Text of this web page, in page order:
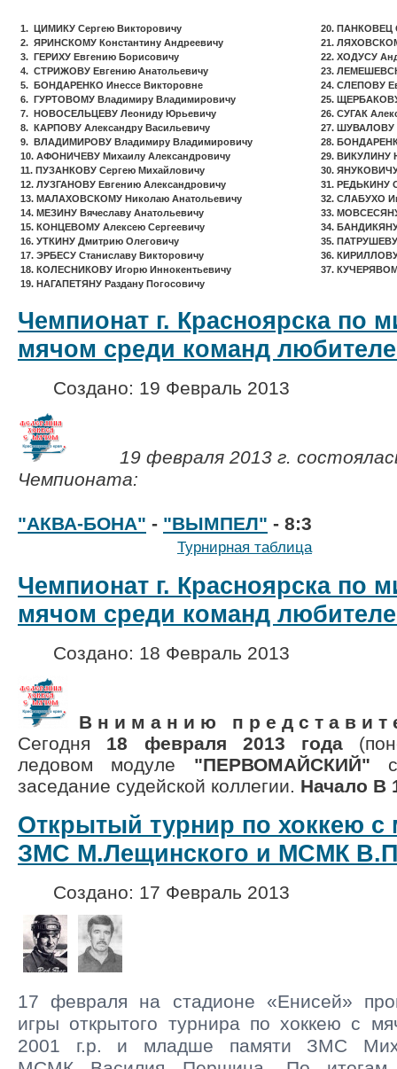
1. ЦИМИКУ Сергею Викторовичу
20.
2. ЯРИНСКОМУ Константину Андреевичу
21.
3. ГЕРИХУ Евгению Борисовичу
22. ХОДУСУ
4. СТРИЖОВУ Евгению Анатольевичу
23.
5. БОНДАРЕНКО Инессе Викторовне
24. СЛЕПОВУ
6. ГУРТОВОМУ Владимиру Владимировичу
25.
7. НОВОСЕЛЬЦЕВУ Леониду Юрьевичу
26. СУГАК
8. КАРПОВУ Александру Васильевичу
27. ШУВАЛОВУ
9. ВЛАДИМИРОВУ Владимиру Владимировичу
28.
10. АФОНИЧЕВУ Михаилу Александровичу
29. ВИКУЛИНУ
11. ПУЗАНКОВУ Сергею Михайловичу
30.
12. ЛУЗГАНОВУ Евгению Александровичу
31. РЕДЬКИНУ
13. МАЛАХОВСКОМУ Николаю Анатольевичу
32. СЛАБУХО
14. МЕЗИНУ Вячеславу Анатольевичу
33.
15. КОНЦЕВОМУ Алексею Сергеевичу
34.
16. УТКИНУ Дмитрию Олеговичу
35.
17. ЭРБЕСУ Станиславу Викторовичу
36.
18. КОЛЕСНИКОВУ Игорю Иннокентьевичу
37.
19. НАГАПЕТЯНУ Раздану Погосовичу
Чемпионат г. Красноярска по
мячом среди команд
Создано: 19 Февраль 2013
19 февраля 2013 г.
Чемпионата:
"АКВА-БОНА" - "ВЫМПЕЛ" - 8:3
Турнирная таблица
Чемпионат г. Красноярска по
мячом среди команд
Создано: 18 Февраль 2013
В н и м а н и ю п р е д с т а в и
Сегодня 18 февраля 2013 года
ледовом модуле "ПЕРВОМАЙСКИЙ"
заседание судейской коллегии. Начало В
Открытый турнир по хоккею с
ЗМС М.Лещинского и МСМК
Создано: 17 Февраль 2013
17 февраля на стадионе «Енисей»
игры открытого турнира по хоккею с
2001 г.р. и младше памяти ЗМС